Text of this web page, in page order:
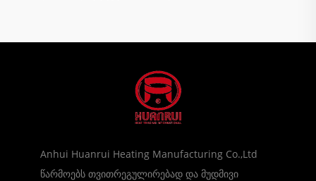
Anhui Huanrui Heating Manufacturing Co.,Ltd
წარმოებს თვითრეგულირებად და მუდმივი